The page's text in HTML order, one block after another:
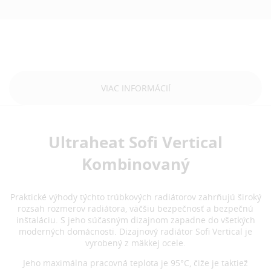
VIAC INFORMÁCIÍ
Ultraheat Sofi Vertical
Kombinovaný
Praktické výhody týchto trúbkových radiátorov zahrňujú široký
rozsah rozmerov radiátora, väčšiu bezpečnosť a bezpečnú
inštaláciu. S jeho súčasným dizajnom zapadne do všetkých
moderných domácnosti. Dizajnový radiátor Sofi Vertical je
vyrobený z mäkkej ocele.
Jeho maximálna pracovná teplota je 95°C, čiže je taktiež